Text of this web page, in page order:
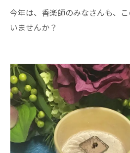
今年は、香楽師のみなさんも、
いませんか？